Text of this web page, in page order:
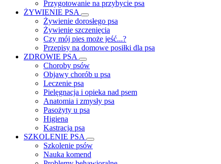
Przygotowanie na przybycie psa
ŻYWIENIE PSA
Żywienie dorosłego psa
Żywienie szczenięcia
Czy mój pies może jeść...?
Przepisy na domowe posiłki dla psa
ZDROWIE PSA
Choroby psów
Objawy chorób u psa
Leczenie psa
Pielęgnacja i opieka nad psem
Anatomia i zmysły psa
Pasożyty u psa
Higiena
Kastracja psa
SZKOLENIE PSA
Szkolenie psów
Nauka komend